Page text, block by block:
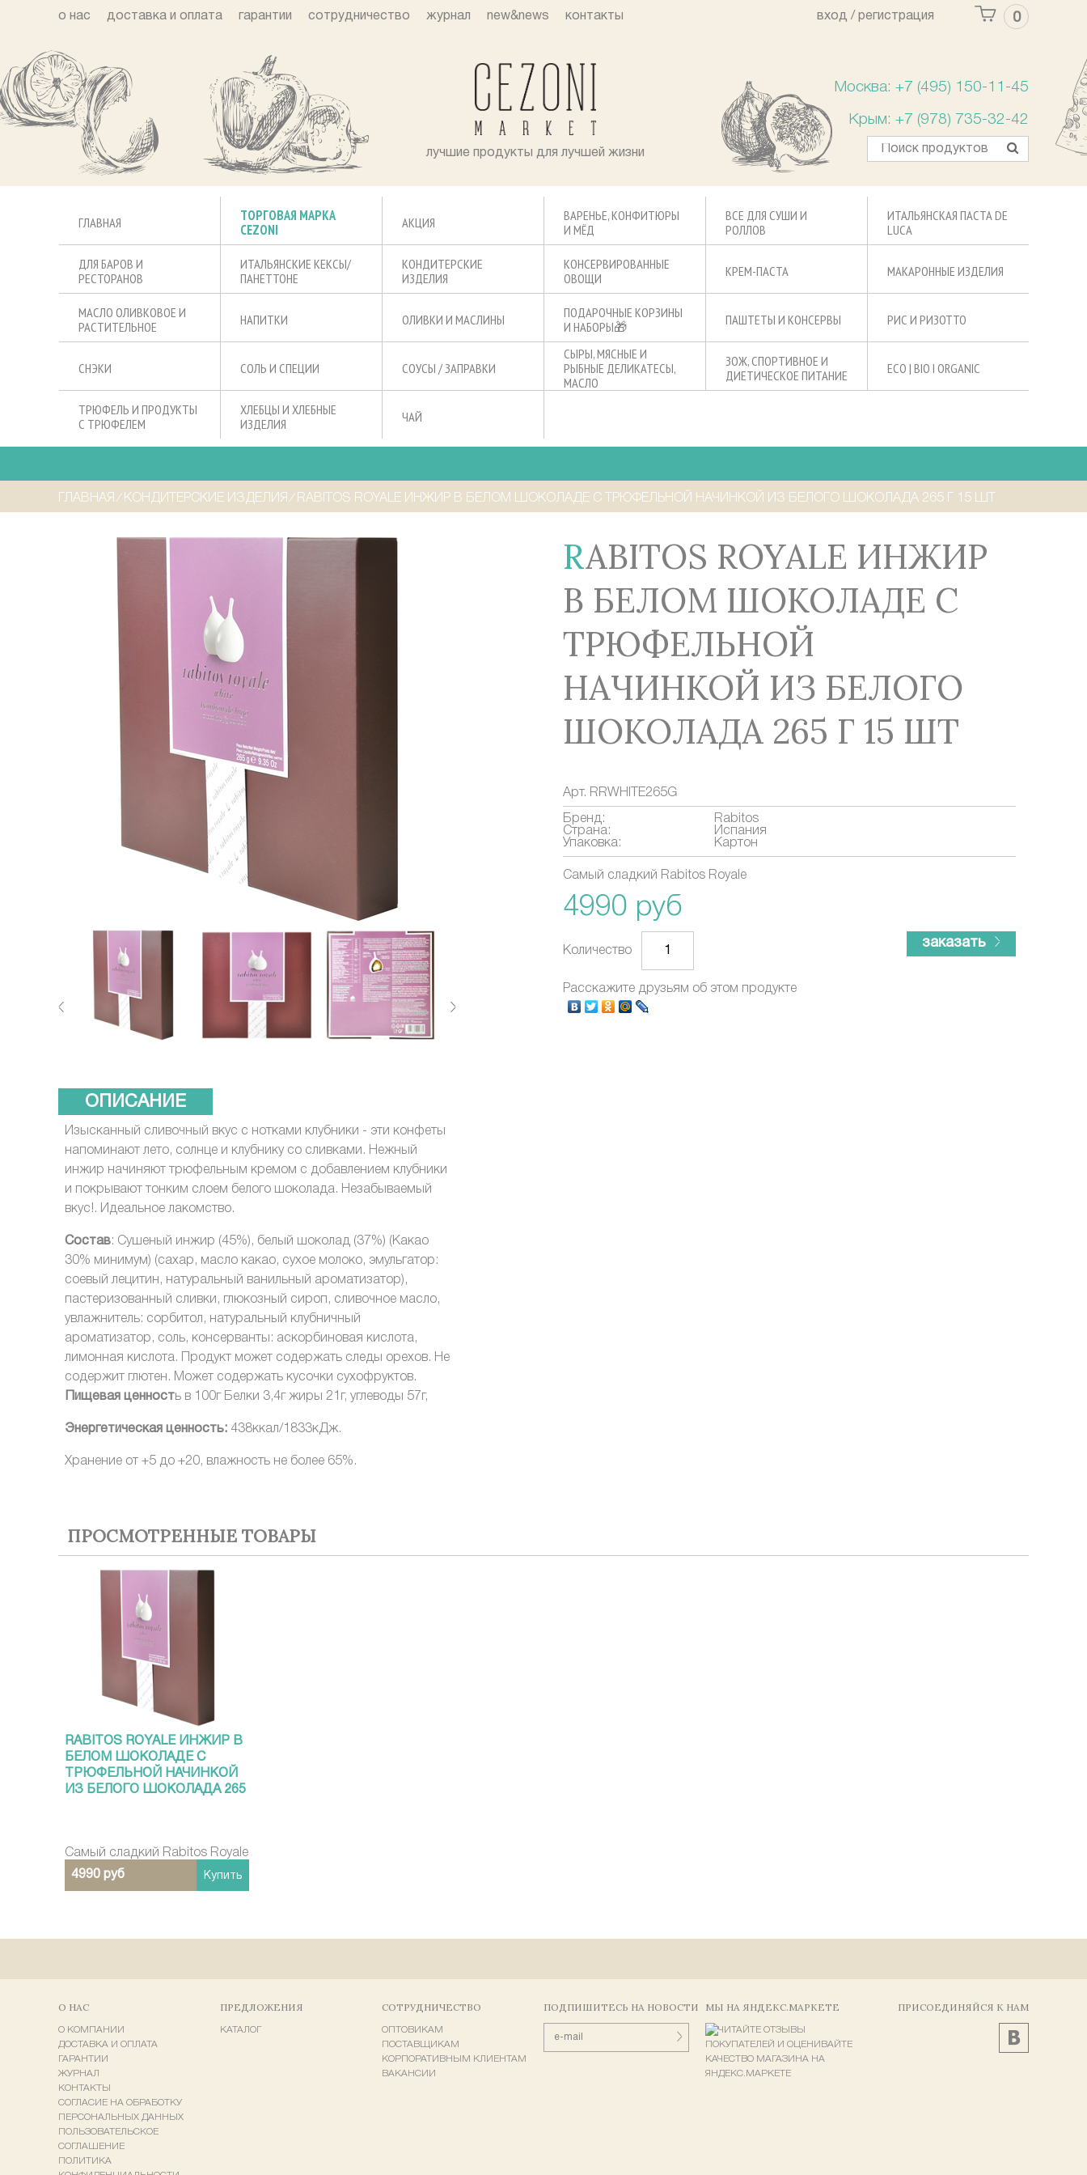
о нас доставка и оплата гарантии сотрудничество журнал new&news контакты 0
вход / регистрация
лучшие продукты для лучшей жизни
Москва: +7 (495) 150-11-45
Крым: +7 (978) 735-32-42
ГЛАВНАЯ
ТОРГОВАЯ МАРКА
CEZONI
АКЦИЯ
ВАРЕНЬЕ, КОНФИТЮРЫ
И МЁД
ВСЕ ДЛЯ СУШИ И
РОЛЛОВ
ИТАЛЬЯНСКАЯ ПАСТА DE
LUCA
ДЛЯ БАРОВ И
РЕСТОРАНОВ
ИТАЛЬЯНСКИЕ КЕКСЫ/
ПАНЕТТОНЕ
КОНДИТЕРСКИЕ
ИЗДЕЛИЯ
КОНСЕРВИРОВАННЫЕ
ОВОЩИ
КРЕМ-ПАСТА МАКАРОННЫЕ ИЗДЕЛИЯ
МАСЛО ОЛИВКОВОЕ И
РАСТИТЕЛЬНОЕ
НАПИТКИ ОЛИВКИ И МАСЛИНЫ
ПОДАРОЧНЫЕ КОРЗИНЫ
И НАБОРЫ🎁
ПАШТЕТЫ И КОНСЕРВЫ РИС И РИЗОТТО
СНЭКИ СОЛЬ И СПЕЦИИ СОУСЫ / ЗАПРАВКИ
СЫРЫ, МЯСНЫЕ И
РЫБНЫЕ ДЕЛИКАТЕСЫ,
МАСЛО
ЗОЖ, СПОРТИВНОЕ И
ДИЕТИЧЕСКОЕ ПИТАНИЕ
ECO | BIO I ORGANIC
ТРЮФЕЛЬ И ПРОДУКТЫ
С ТРЮФЕЛЕМ
ХЛЕБЦЫ И ХЛЕБНЫЕ
ИЗДЕЛИЯ
ЧАЙ
ГЛАВНАЯ ⁄ КОНДИТЕРСКИЕ ИЗДЕЛИЯ ⁄ RABITOS ROYALE ИНЖИР В БЕЛОМ ШОКОЛАДЕ С ТРЮФЕЛЬНОЙ НАЧИНКОЙ ИЗ БЕЛОГО ШОКОЛАДА 265 Г 15 ШТ
ОПИСАНИЕ
Изысканный сливочный вкус с нотками клубники - эти конфеты
напоминают лето, солнце и клубнику со сливками. Нежный
инжир начиняют трюфельным кремом с добавлением клубники
и покрывают тонким слоем белого шоколада. Незабываемый
вкус!. Идеальное лакомство.
Состав: Сушеный инжир (45%), белый шоколад (37%) (Какао
30% минимум) (сахар, масло какао, сухое молоко, эмульгатор:
соевый лецитин, натуральный ванильный ароматизатор),
пастеризованный сливки, глюкозный сироп, сливочное масло,
увлажнитель: сорбитол, натуральный клубничный
ароматизатор, соль, консерванты: аскорбиновая кислота,
лимонная кислота. Продукт может содержать следы орехов. Не
содержит глютен. Может содержать кусочки сухофруктов.
Пищевая ценность в 100г Белки 3,4г жиры 21г, углеводы 57г,
Энергетическая ценность: 438ккал/1833кДж.
Хранение от +5 до +20, влажноcть не более 65%.
RABITOS ROYALE ИНЖИР
В БЕЛОМ ШОКОЛАДЕ С
ТРЮФЕЛЬНОЙ
НАЧИНКОЙ ИЗ БЕЛОГО
ШОКОЛАДА 265 Г 15 ШТ
Арт. RRWHITE265G
Бренд:
Rabitos
Страна:
Испания
Упаковка:
Картон
Cамый сладкий Rabitos Royale
4990 руб
Количество
заказать
Расскажите друзьям об этом продукте
ПРОСМОТРЕННЫЕ ТОВАРЫ
RABITOS ROYALE ИНЖИР В
БЕЛОМ ШОКОЛАДЕ С
ТРЮФЕЛЬНОЙ НАЧИНКОЙ
ИЗ БЕЛОГО ШОКОЛАДА 265
Cамый сладкий Rabitos Royale
4990 руб
Купить
О НАС
О КОМПАНИИ
ДОСТАВКА И ОПЛАТА
ГАРАНТИИ
ЖУРНАЛ
КОНТАКТЫ
СОГЛАСИЕ НА ОБРАБОТКУ
ПЕРСОНАЛЬНЫХ ДАННЫХ
ПОЛЬЗОВАТЕЛЬСКОЕ
СОГЛАШЕНИЕ
ПОЛИТИКА
ПРЕДЛОЖЕНИЯ
КАТАЛОГ
СОТРУДНИЧЕСТВО
ОПТОВИКАМ
ПОСТАВЩИКАМ
КОРПОРАТИВНЫМ КЛИЕНТАМ
ВАКАНСИИ
ПОДПИШИТЕСЬ НА НОВОСТИ МЫ НА ЯНДЕКС.МАРКЕТЕ ПРИСОЕДИНЯЙСЯ К НАМ